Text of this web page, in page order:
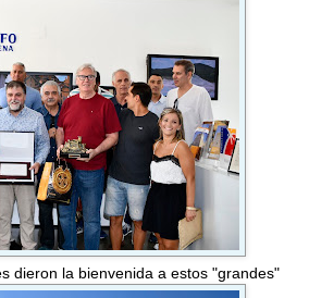
dieron la bienvenida a estos "grandes"